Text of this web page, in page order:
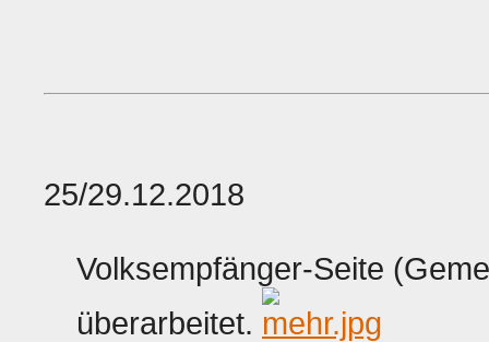
25/29.12.2018
Volksempfänger-Seite
überarbeitet.